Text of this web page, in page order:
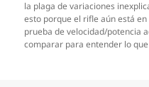
la plaga de variaciones
esto porque el rifle aún está
prueba de velocidad/potencia
comparar para entender lo